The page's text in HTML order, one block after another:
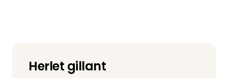
Herlet gillant